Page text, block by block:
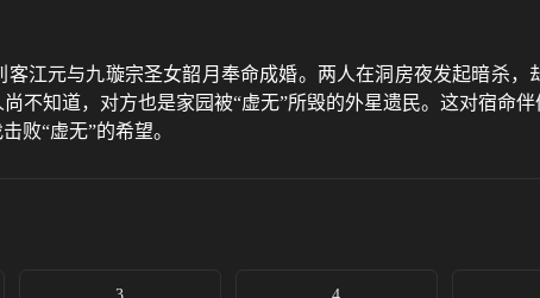
江元与九璇宗圣女韶月奉命成婚。两人在洞房夜发起暗杀
不知道，对方也是家园被“虚无”所毁的外星遗民。这对宿命
败“虚无”的希望。